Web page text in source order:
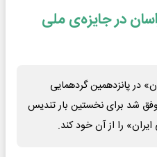
در جایزه‌ی ملی
در پانزدهمین گردهمایی
شد برای نخستین بار تندیس
را از آن خود کند.